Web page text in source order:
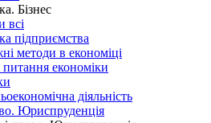
Бізнес
всі
підприємства
методи в економіці
питання економіки
діяльність
Юриспруденція